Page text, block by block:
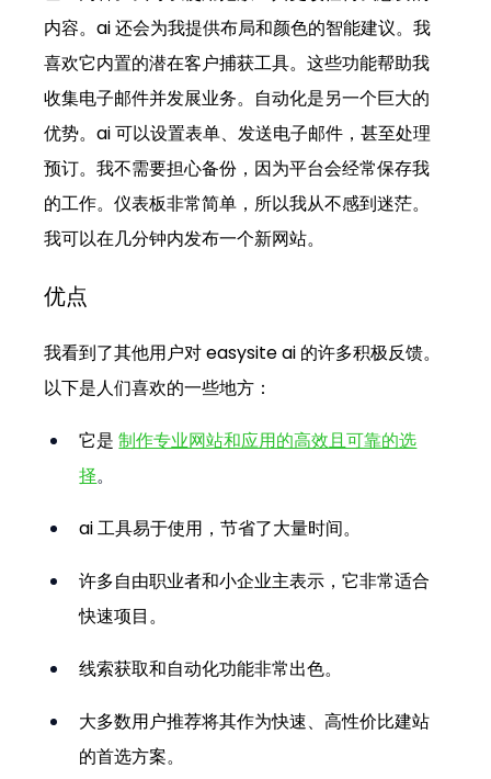
内容。ai 还会为我提供布局和颜色的智能建议。我
喜欢它内置的潜在客户捕获工具。这些功能帮助我
收集电子邮件并发展业务。自动化是另一个巨大的
优势。ai 可以设置表单、发送电子邮件，甚至处理
预订。我不需要担心备份，因为平台会经常保存我
的工作。仪表板非常简单，所以我从不感到迷茫。
我可以在几分钟内发布一个新网站。
优点
我看到了其他用户对 easysite ai 的许多积极反馈。
以下是人们喜欢的一些地方：
它是 制作专业网站和应用的高效且可靠的选
择。
ai 工具易于使用，节省了大量时间。
许多自由职业者和小企业主表示，它非常适合
快速项目。
线索获取和自动化功能非常出色。
大多数用户推荐将其作为快速、高性价比建站
的首选方案。